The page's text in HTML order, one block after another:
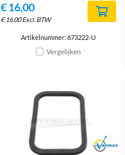
€16,00
€16,00 Excl. BTW
Artikelnummer: 673222-U
Vergelijken
Brand